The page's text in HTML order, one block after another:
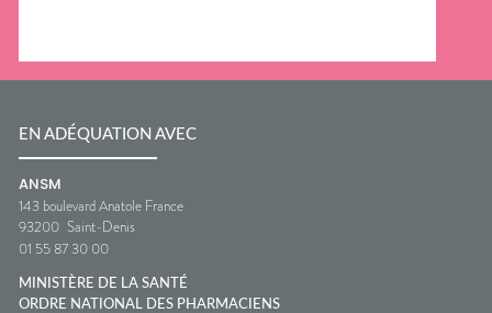
EN ADÉQUATION AVEC
ANSM
143 boulevard Anatole France
93200 Saint-Denis
01 55 87 30 00
MINISTÈRE DE LA SANTÉ
ORDRE NATIONAL DES PHARMACIENS